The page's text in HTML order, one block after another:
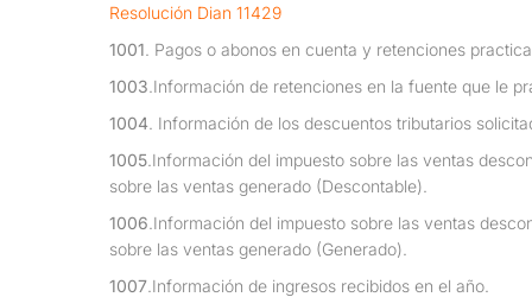
Resolución Dian 11429
1001 . Pagos o abonos en cuenta y retenciones
1003 .Información de retenciones en la fuente que le
1004. Información de los descuentos tributarios
1005.Información del impuesto sobre las ventas
sobre las ventas generado (Descontable).
1006 .Información del impuesto sobre las ventas
sobre las ventas generado (Generado).
1007.Información de ingresos recibidos en el año.